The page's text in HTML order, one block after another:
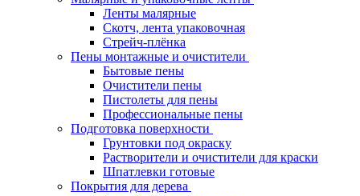
Ленты малярные
Скотч, лента упаковочная
Стрейч-плёнка
Пены монтажные и очистители
Бытовые пены
Очистители пены
Пистолеты для пены
Профессиональные пены
Подготовка поверхности
Грунтовки под окраску
Растворители и очистители для краски
Шпатлевки готовые
Покрытия для дерева